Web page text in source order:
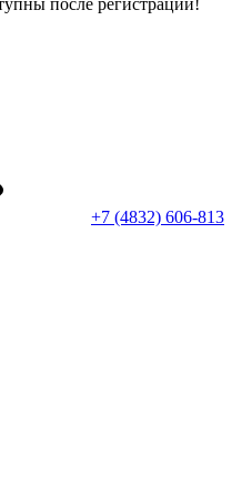
после регистрации!
+7 (4832) 606-813